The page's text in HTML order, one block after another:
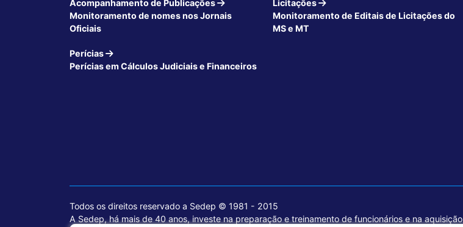
Acompanhamento de Publicações
Monitoramento de nomes nos Jornais
Oficiais
Licitações
Monitoramento de Editais de Licitações do
MS e MT
Perícias
Perícias em Cálculos Judiciais e Financeiros
Todos os direitos reservado a Sedep © 1981 - 2015
A Sedep, há mais de 40 anos, investe na preparação e treinamento de funcionários e na